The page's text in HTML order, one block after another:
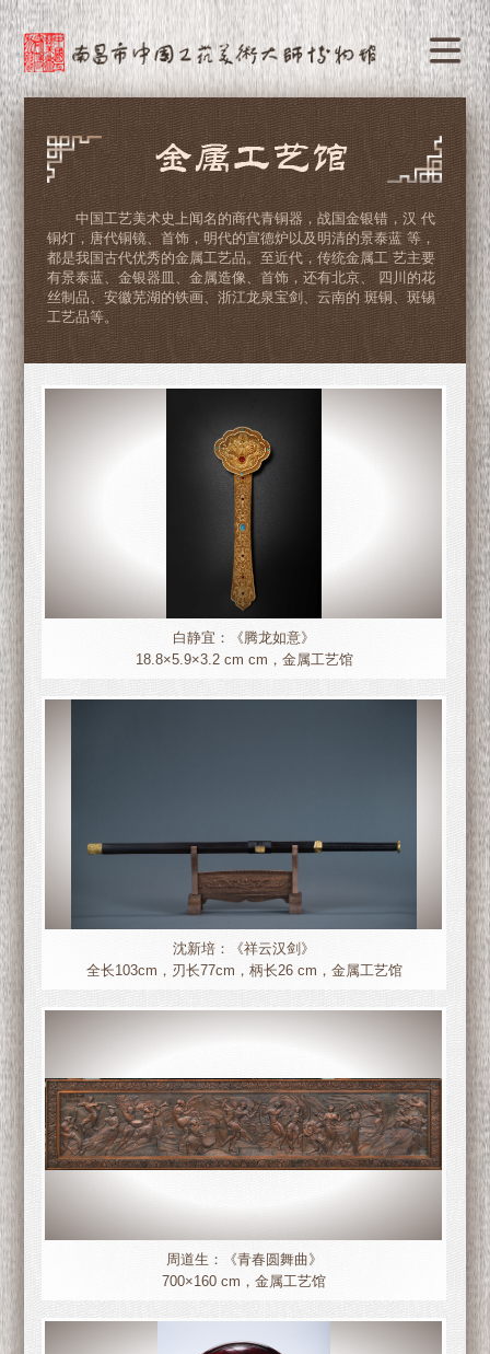
中国工艺美术史上闻名的商代青铜器，战国金银错，汉 代
铜灯，唐代铜镜、首饰，明代的宣德炉以及明清的景泰蓝 等，
都是我国古代优秀的金属工艺品。至近代，传统金属工 艺主要
有景泰蓝、金银器皿、金属造像、首饰，还有北京、 四川的花
丝制品、安徽芜湖的铁画、浙江龙泉宝剑、云南的 斑铜、斑锡
工艺品等。
白静宜：《腾龙如意》
18.8×5.9×3.2 cm cm，金属工艺馆
沈新培：《祥云汉剑》
全长103cm，刃长77cm，柄长26 cm，金属工艺馆
周道生：《青春圆舞曲》
700×160 cm，金属工艺馆